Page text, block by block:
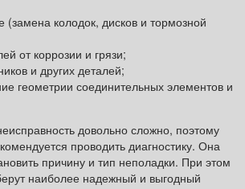
(замена колодок, дисков и тормозной
от коррозии и грязи;
и других деталей;
геометрии соединительных элементов и
довольно сложно, поэтому
проводить диагностику. Она
причину и тип неполадки. При этом
наиболее надежный и выгодный